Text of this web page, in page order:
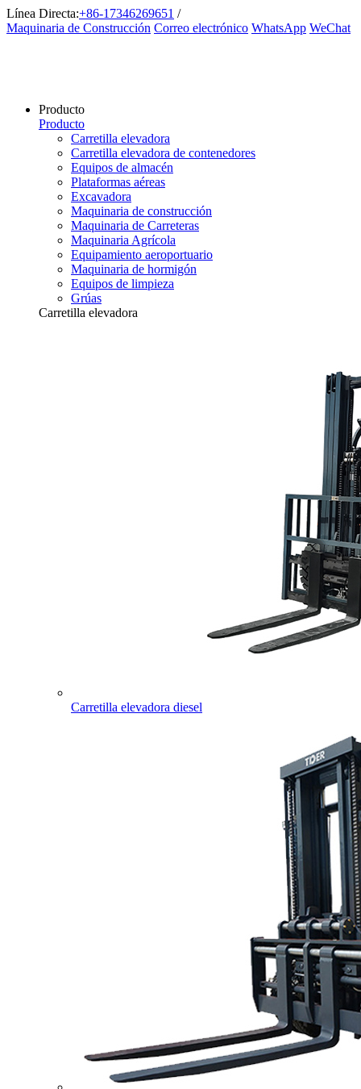
Línea Directa:+86-17346269651 /
Maquinaria de Construcción Correo electrónico WhatsApp WeChat
Producto
Producto
Carretilla elevadora
Carretilla elevadora de contenedores
Equipos de almacén
Plataformas aéreas
Excavadora
Maquinaria de construcción
Maquinaria de Carreteras
Maquinaria Agrícola
Equipamiento aeroportuario
Maquinaria de hormigón
Equipos de limpieza
Grúas
Carretilla elevadora
Carretilla elevadora diesel